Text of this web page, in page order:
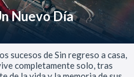
Nuevo Día
sucesos de Sin regreso a casa,
completamente solo, tras